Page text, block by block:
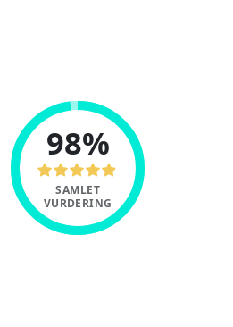
98%
SAMLET
VURDERING